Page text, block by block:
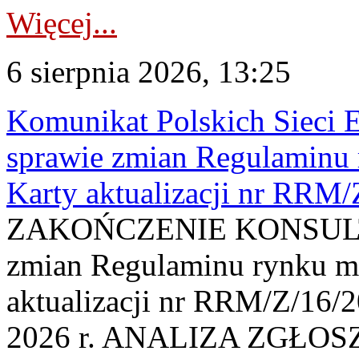
Więcej...
6 sierpnia 2026, 13:25
Komunikat Polskich Sieci
sprawie zmian
Karty aktualizacji nr
ZAKOŃCZENIE
zmian Regulaminu rynku
aktualizacji nr RRM/Z/16/
2026 r. ANALIZA